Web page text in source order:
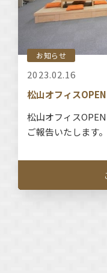
お知らせ
2023.02.16
松山オフィス
松山オフィス
ご報告いたします。